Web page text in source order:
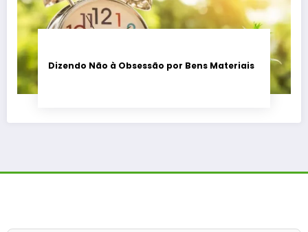
Dizendo Não à Obsessão por Bens Materiais